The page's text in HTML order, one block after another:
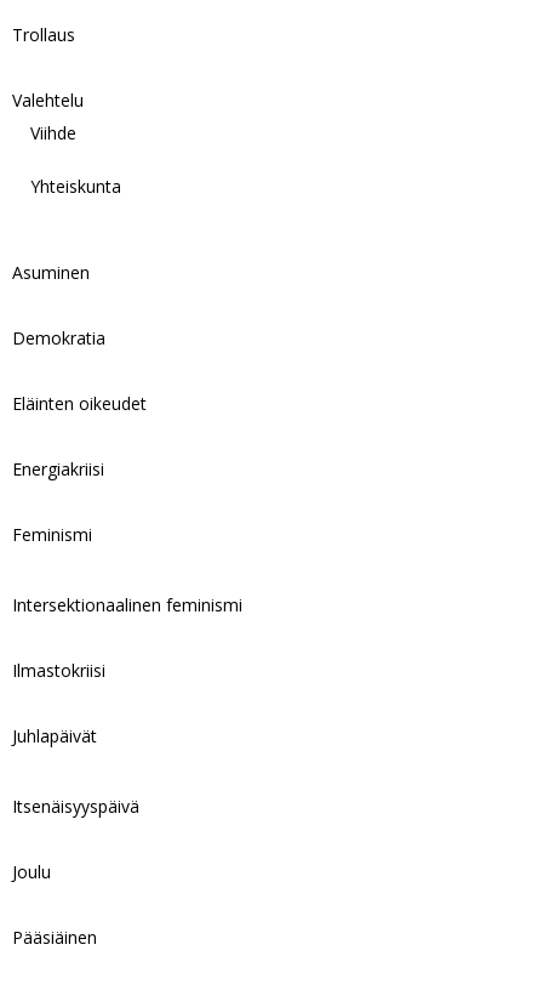
Trollaus
Valehtelu
Viihde
Yhteiskunta
Asuminen
Demokratia
Eläinten oikeudet
Energiakriisi
Feminismi
Intersektionaalinen feminismi
Ilmastokriisi
Juhlapäivät
Itsenäisyyspäivä
Joulu
Pääsiäinen